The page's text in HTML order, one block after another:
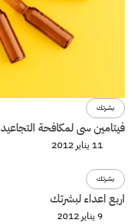
بشرتك
فيتامين سى لمكافحة التجاعيد
11 يناير 2012
بشرتك
اربع اعداء لبشرتك
9 يناير 2012